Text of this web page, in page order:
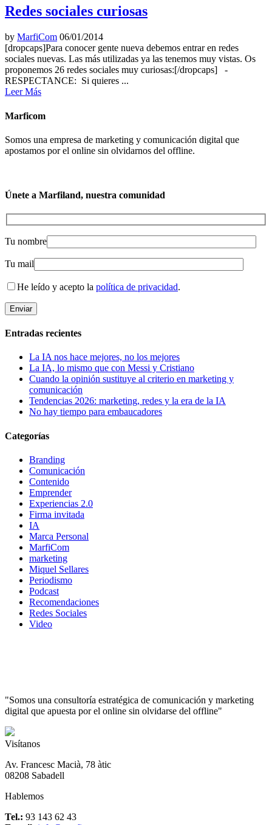
Redes sociales curiosas
by MarfiCom 06/01/2014
[dropcaps]Para conocer gente nueva debemos entrar en redes
sociales nuevas. Las más utilizadas ya las tenemos muy vistas. Os
proponemos 26 redes sociales muy curiosas:[/dropcaps] -
RESPECTANCE: Si quieres ...
Leer Más
Marficom
Somos una empresa de marketing y comunicación digital que
apostamos por el online sin olvidarnos del offline.
Únete a Marfiland, nuestra comunidad
Tu nombre
Tu mail
He leído y acepto la política de privacidad.
Entradas recientes
La IA nos hace mejores, no los mejores
La IA, lo mismo que con Messi y Cristiano
Cuando la opinión sustituye al criterio en marketing y
comunicación
Tendencias 2026: marketing, redes y la era de la IA
No hay tiempo para embaucadores
Categorías
Branding
Comunicación
Contenido
Emprender
Experiencias 2.0
Firma invitada
IA
Marca Personal
MarfiCom
marketing
Miquel Sellares
Periodismo
Podcast
Recomendaciones
Redes Sociales
Video
"Somos una consultoría estratégica de comunicación y marketing
digital que apuesta por el online sin olvidarse del offline"
Visítanos
Av. Francesc Macià, 78 àtic
08208 Sabadell
Hablemos
Tel.: 93 143 62 43